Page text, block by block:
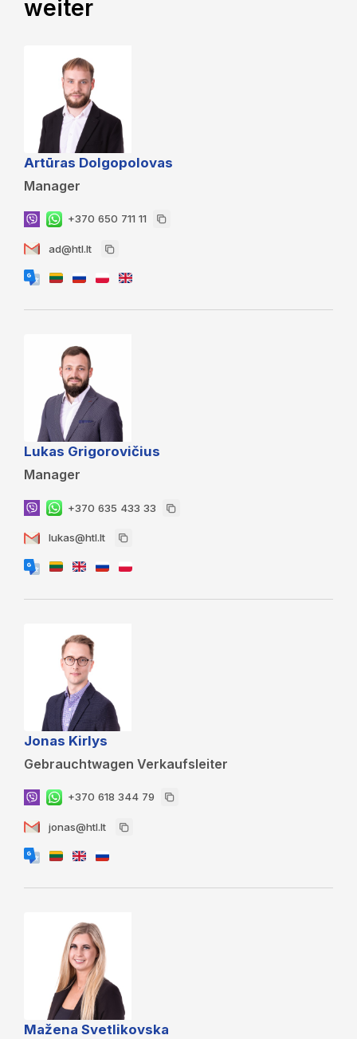
weiter
Artūras Dolgopolovas
Manager
+370 650 711 11
ad@htl.lt
Lukas Grigorovičius
Manager
+370 635 433 33
lukas@htl.lt
Jonas Kirlys
Gebrauchtwagen Verkaufsleiter
+370 618 344 79
jonas@htl.lt
Mažena Svetlikovska